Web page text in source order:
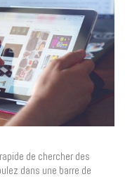
de chercher des
dans une barre de